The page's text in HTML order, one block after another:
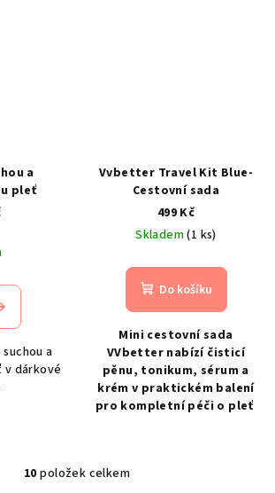
a
pleť
a
v dárkové
Vvbetter Travel Kit Blue-
Cestovní sada
499 Kč
Skladem(1 ks)
Do košíku
Mini cestovní sada
VVbetter nabízí čisticí
pěnu, tonikum, sérum a
krém v praktickém balení
pro kompletní péči o pleť
O
10 položek celkem